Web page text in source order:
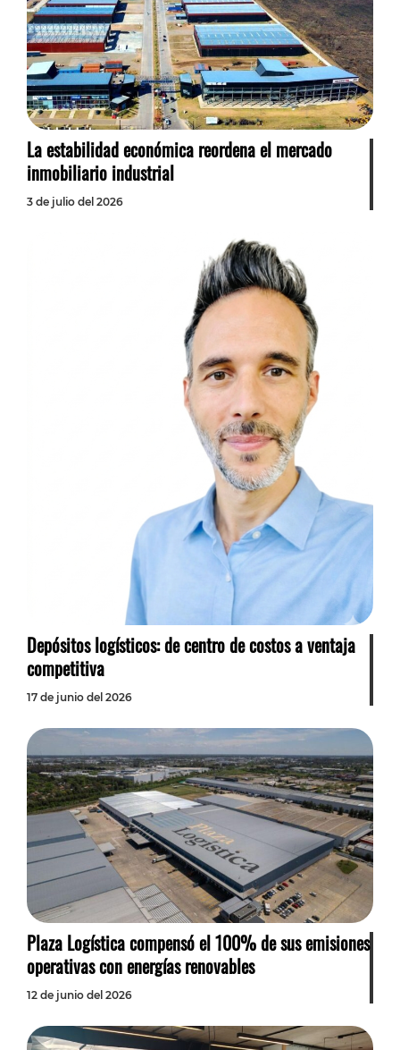
La estabilidad económica reordena el mercado
inmobiliario industrial
3 de julio del 2026
Depósitos logísticos: de centro de costos a ventaja
competitiva
17 de junio del 2026
Plaza Logística compensó el 100% de sus emisiones
operativas con energías renovables
12 de junio del 2026